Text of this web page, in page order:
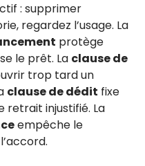
: supprimer
regardez l’usage. La
protège
le prêt. La clause de
trop tard un
clause de dédit fixe
retrait injustifié. La
empêche le